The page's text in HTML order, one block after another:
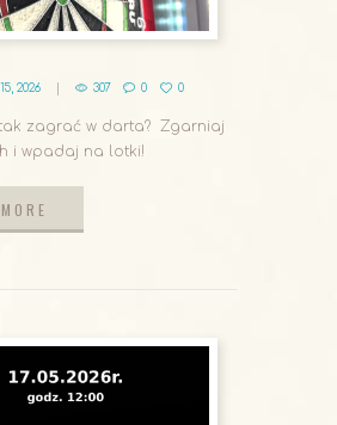
2026 307 0 0
zagrać w darta? Zgarniaj
i wpadaj na lotki!